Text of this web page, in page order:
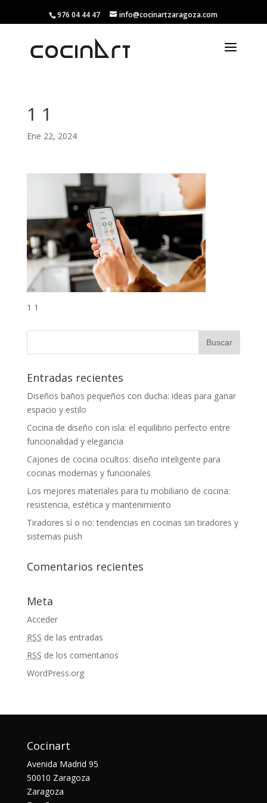
976 04 44 47 info@cocinartzaragoza.com
1 1
Ene 22, 2024
1 1
Entradas recientes
Diseños baños pequeños con ducha: ideas para ganar
espacio y estilo
Cocina de diseño con isla: el equilibrio perfecto entre
funcionalidad y elegancia
Cajones de cocina ocultos: diseño inteligente para
cocinas modernas y funcionales
Los mejores materiales para tu mobiliario de cocina:
resistencia, estética y mantenimiento
Tiradores sí o no: tendencias en cocinas sin tiradores y
sistemas push
Comentarios recientes
Meta
Acceder
RSS de las entradas
RSS de los comentarios
WordPress.org
Cocinart
Avenida Madrid 95
50010 Zaragoza
Zaragoza